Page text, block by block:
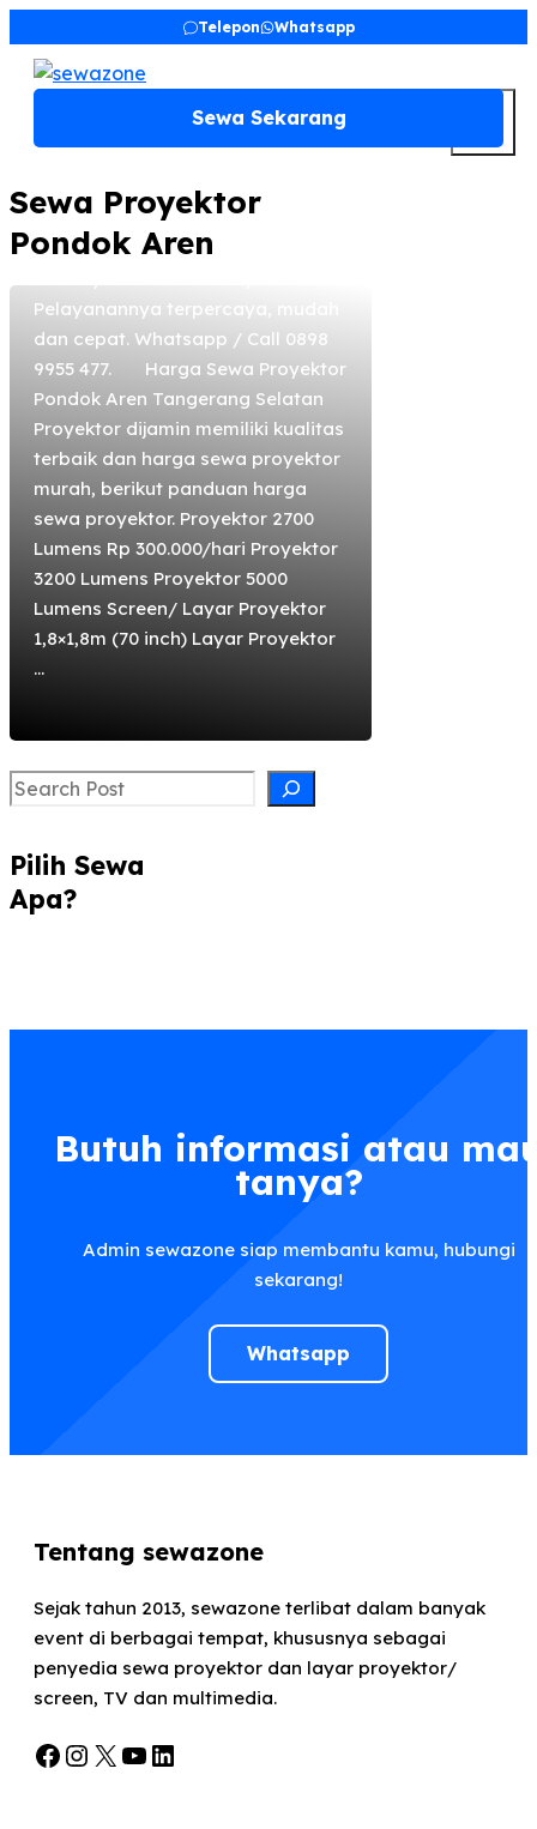
content
Telepon Whatsapp
Sewa Sekarang
Sewa Proyektor
Pondok Aren
Sewa Proyektor
Pondok Aren
Tangerang Selatan
Sewa proyektor di Pondok Aren
projector, sewa screen/ sewa
layar proyektor, sewa infocus di
Pondok Aren Tangerang Selatan
Pelayanannya terpercaya, mudah
dan cepat. Whatsapp / Call 0898
9955 477. Harga Sewa Proyektor
Pondok Aren Tangerang Selatan​
Proyektor dijamin memiliki kualitas
terbaik dan harga sewa proyektor
murah, berikut panduan harga
sewa proyektor. Proyektor 2700
Lumens Rp 300.000/hari Proyektor
3200 Lumens Proyektor 5000
Lumens Screen/ Layar Proyektor
1,8×1,8m (70 inch) Layar Proyektor
...
Search
Pilih Sewa
Apa?
Butuh informasi atau
tanya?
Admin sewazone siap membantu kamu, hubungi
sekarang!
Whatsapp
Tentang sewazone
Sejak tahun 2013, sewazone terlibat dalam banyak
event di berbagai tempat, khususnya sebagai
penyedia sewa proyektor dan layar proyektor/
screen, TV dan multimedia.
Facebook
Instagram
X YouTube
LinkedIn